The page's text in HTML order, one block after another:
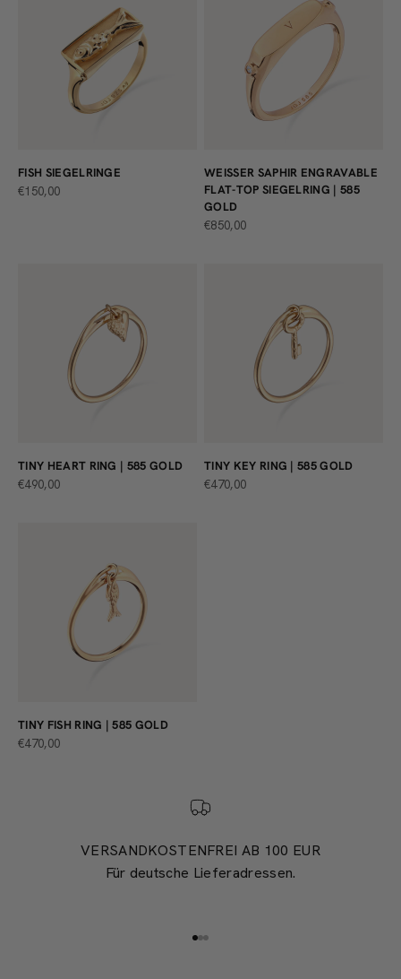
FISH SIEGELRINGE
ANGEBOT
€150,00
WEISSER SAPHIR ENGRAVABLE F
LAT-TOP SIEGELRING | 585 G
OLD
ANGEBOT
€850,00
TINY HEART RING | 585 GOLD
ANGEBOT
€490,00
TINY KEY RING | 585 GOLD
ANGEBOT
€470,00
TINY FISH RING | 585 GOLD
ANGEBOT
€470,00
VERSANDKOSTENFREI AB 100 EUR
Für deutsche Lieferadressen.